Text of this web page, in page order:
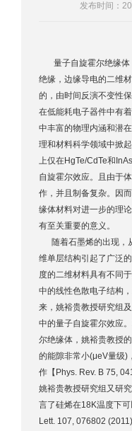
发布时间：
量子自旋霍尔绝缘体
绝缘，边缘导电的二维
的，由时间反演不变性
在低能耗电子器件中有
中丰富的物理内涵和潜
理和材料科学领域中掀
上仅在HgTe/CdTe和
自旋霍尔效应。且由于
作，并且制备复杂。因
缘体材料对进一步的理
有至关重要的意义。
随着石墨烯的出现，
维单层结构引起了广泛
度的二维材料具有不同
中的线性色散电子结构
来，姚裕贵教授研究组
中的量子自旋霍尔效应
尔绝缘体，姚裕贵教授
的能隙非常小(μeV量级)
作【Phys. Rev. B 75,
姚裕贵教授研究组又研
言了硅烯在18K温度下
Lett. 107, 076802